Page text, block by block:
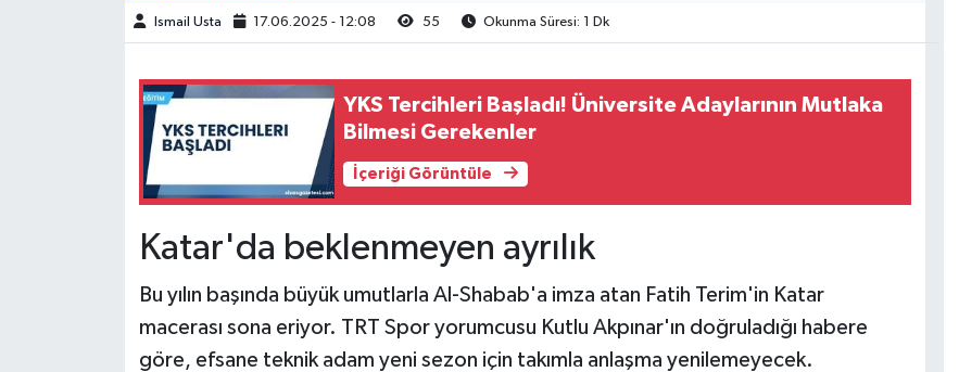
Ismail Usta 17.06.2025 - 12:08 55 Okunma Süresi: 1 Dk
YKS Tercihleri Başladı! Üniversite Adaylarının Mutlaka
Bilmesi Gerekenler
İçeriği Görüntüle
Katar'da beklenmeyen ayrılık
Bu yılın başında büyük umutlarla Al-Shabab'a imza atan Fatih Terim'in Katar
macerası sona eriyor. TRT Spor yorumcusu Kutlu Akpınar'ın doğruladığı habere
göre, efsane teknik adam yeni sezon için takımla anlaşma yenilemeyecek.